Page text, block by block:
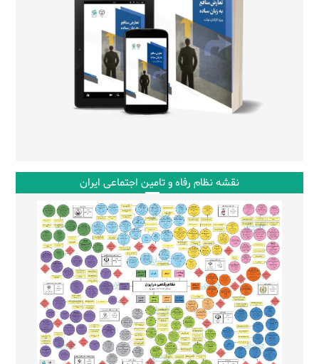
نقشه نظام رفاه و تامین اجتماعی ایران